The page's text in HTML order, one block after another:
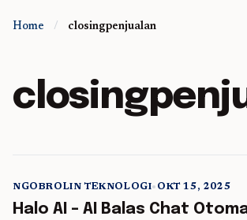
Home / closingpenjualan
NGOBROLIN TEKNOLOGI• OKT 15, 2025
Halo AI – AI Balas Chat